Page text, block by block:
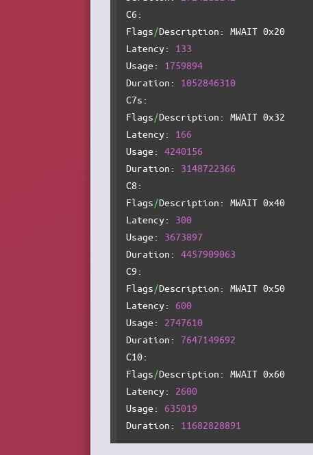
C6:
Flags/Description: MWAIT 0x20
Latency: 133
Usage: 1759894
Duration: 1052846310
C7s:
Flags/Description: MWAIT 0x32
Latency: 166
Usage: 4240156
Duration: 3148722366
C8:
Flags/Description: MWAIT 0x40
Latency: 300
Usage: 3673897
Duration: 4457909063
C9:
Flags/Description: MWAIT 0x50
Latency: 600
Usage: 2747610
Duration: 7647149692
C10:
Flags/Description: MWAIT 0x60
Latency: 2600
Usage: 635019
Duration: 11682828891